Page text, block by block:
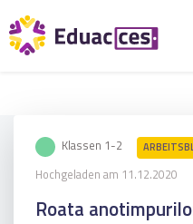
Klassen 1-2
Hochgeladen am 11.12.2020
Roata